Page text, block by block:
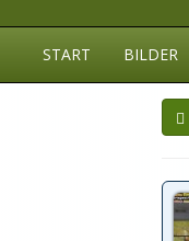
START BILDER